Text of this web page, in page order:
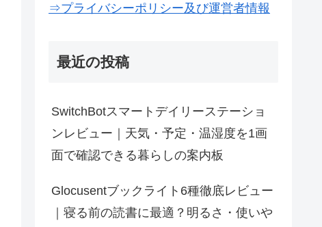
⇒プライバシーポリシー及び運営者情報
最近の投稿
SwitchBotスマートデイリーステーショ
ンレビュー｜天気・予定・温湿度を1画
面で確認できる暮らしの案内板
Glocusentブックライト6種徹底レビュー
｜寝る前の読書に最適？明るさ・使いや